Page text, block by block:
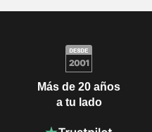
Más de 20 años
a tu lado